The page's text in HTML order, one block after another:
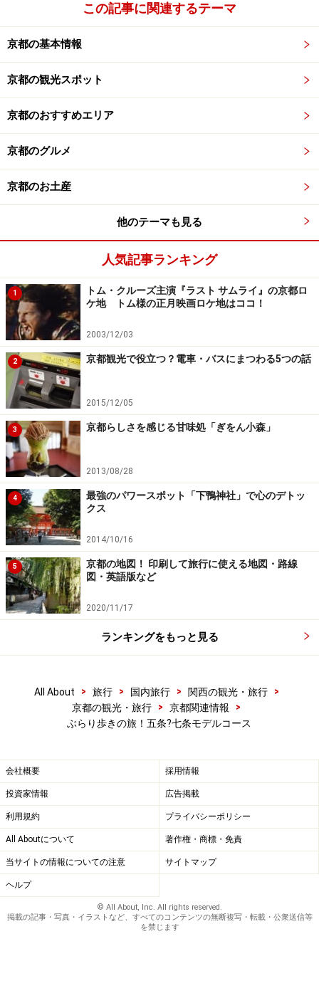
この記事に関連するテーマ
京都の基本情報
京都の観光スポット
京都のおすすめエリア
京都のグルメ
京都のお土産
他のテーマも見る
人気記事ランキング
1
トム・クルーズ主演『ラスト サムライ』の京都ロ
ケ地 トム様の正月映画ロケ地はココ！
2003/12/03
2 京都観光で役立つ？電車・バスにまつわる5つの話
2015/12/05
3 京都らしさを感じる甘味処「ぎをん小森」
2013/08/28
4
最強のパワースポット「下鴨神社」で心のデトッ
クス
2014/10/16
5
京都の地図！ 印刷して旅行に使える地図・路線
図・英語版など
2020/11/17
ランキングをもっと見る
All About > 旅行 > 国内旅行 > 関西の観光・旅行
>
京都の観光・旅行
> 京都関連情報
>
ぶらり歩きの旅！五条?七条モデルコース
会社概要 採用情報
投資家情報 広告掲載
利用規約 プライバシーポリシー
All Aboutについて 著作権・商標・免責
当サイトの情報についての注意 サイトマップ
ヘルプ
© All About, Inc. All rights reserved.
掲載の記事・写真・イラストなど、すべてのコンテンツの無断複写・転載・公衆送信等
を禁じます